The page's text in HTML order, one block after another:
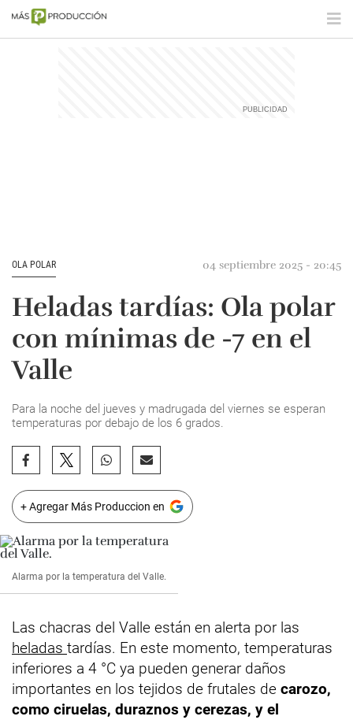
OLA POLAR 04 septiembre 2025 - 20:45
Heladas tardías: Ola polar
con mínimas de -7 en el
Valle
Para la noche del jueves y madrugada del viernes se esperan
temperaturas por debajo de los 6 grados.
+ Agregar Más Produccion en
Alarma por la temperatura del Valle.
Las chacras del Valle están en alerta por las
heladas tardías. En este momento, temperaturas
inferiores a 4 °C ya pueden generar daños
importantes en los tejidos de frutales de carozo,
como ciruelas, duraznos y cerezas, y el